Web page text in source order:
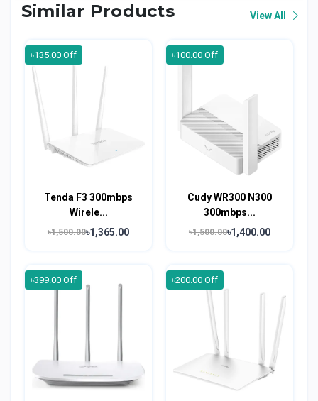
Similar Products View All
৳135.00 Off
Tenda F3 300mbps
Wirele...
৳1,500.00৳1,365.00
৳100.00 Off
Cudy WR300 N300
300mbps...
৳1,500.00৳1,400.00
৳399.00 Off ৳200.00 Off